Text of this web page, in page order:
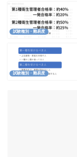
試験種別・難易度
試験種別・難易度